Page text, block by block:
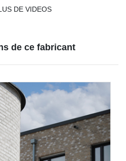
DE VIDEOS
de ce fabricant